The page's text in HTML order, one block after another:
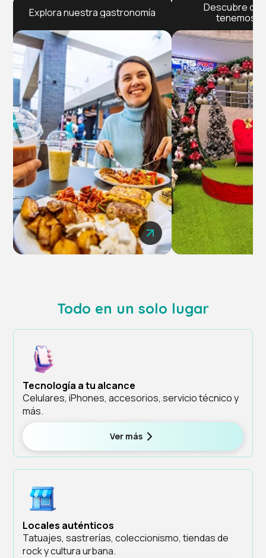
Explora nuestra gastronomía
Descubre
tenemos
Todo en un solo lugar
Tecnología a tu alcance
Celulares, iPhones, accesorios, servicio técnico y
más.
Ver más
Locales auténticos
Tatuajes, sastrerías, coleccionismo, tiendas de
rock y cultura urbana.